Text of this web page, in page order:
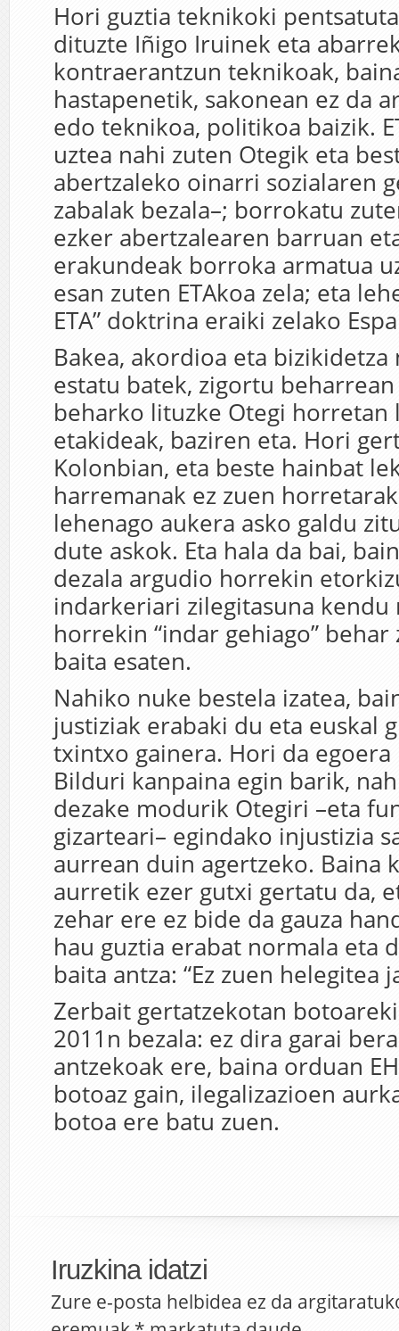
Hori guztia teknikoki
dituzte Iñigo Iruinek eta
kontraerantzun teknikoak,
hastapenetik, sakonean ez da
edo teknikoa, politikoa baizik.
uztea nahi zuten Otegik eta
abertzaleko oinarri sozialaren
zabalak bezala–; borrokatu
ezker abertzalearen barruan
erakundeak borroka armatua
esan zuten ETAkoa zela; eta
ETA” doktrina eraiki zelako
Bakea, akordioa eta
estatu batek, zigortu
beharko lituzke Otegi horretan
etakideak, baziren eta. Hori
Kolonbian, eta beste hainbat
harremanak ez zuen
lehenago aukera asko galdu
dute askok. Eta hala da bai,
dezala argudio horrekin
indarkeriari zilegitasuna kendu
horrekin “indar gehiago” behar
baita esaten.
Nahiko nuke bestela izatea,
justiziak erabaki du eta euskal
txintxo gainera. Hori da egoera
Bilduri kanpaina egin barik,
dezake modurik Otegiri –eta
gizarteari– egindako injustizia
aurrean duin agertzeko. Baina
aurretik ezer gutxi gertatu da,
zehar ere ez bide da gauza
hau guztia erabat normala eta
baita antza: “Ez zuen helegitea
Zerbait gertatzekotan
2011n bezala: ez dira garai
antzekoak ere, baina orduan
botoaz gain, ilegalizazioen
botoa ere batu zuen.
Iruzkina idatzi
Zure e-posta helbidea ez da